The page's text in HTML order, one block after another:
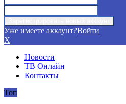
Уже имеете аккаунт?Войти
X
Новости
ТВ Онлайн
Контакты
Топ